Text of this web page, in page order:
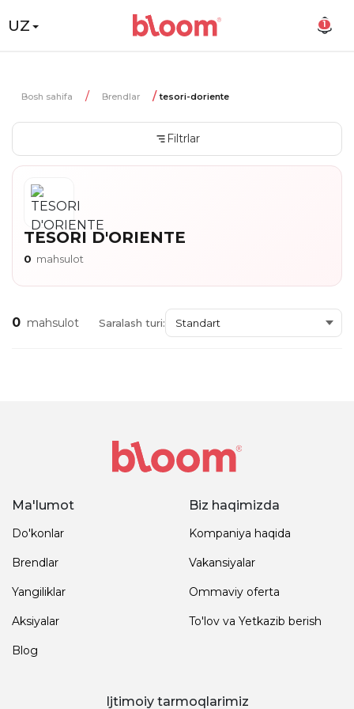
UZ 1
Bosh sahifa Brendlar tesori-doriente
Filtrlar
TESORI D'ORIENTE
0 mahsulot
0 mahsulot Saralash turi:
Ma'lumot
Do'konlar
Brendlar
Yangiliklar
Aksiyalar
Blog
Biz haqimizda
Kompaniya haqida
Vakansiyalar
Ommaviy oferta
To'lov va Yetkazib berish
Ijtimoiy tarmoqlarimiz